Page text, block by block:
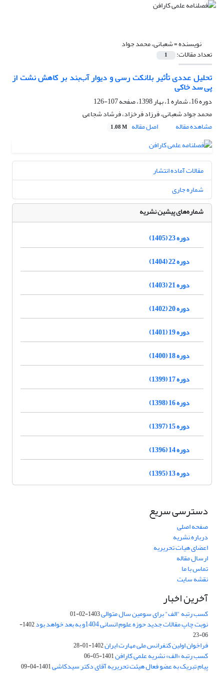
نویسنده =شعبانی، محمد جواد
تعداد مقالات: 1
تحلیل عددی تأثیر بلانکت رسی و دیوار آب‌بند بر کاهش نشت از
پی سد خاکی
دوره 16، شماره 1، بهار 1398، صفحه
107-126
محمد جواد شعبانی، فرزاد فرخزاد، فرشاد شجاعی
مشاهده مقاله
اصل مقاله 1.08 M
مقالات آماده انتشار
شماره جاری
شماره‌های پیشین نشریه
دوره 23 (1405)
دوره 22 (1404)
دوره 21 (1403)
دوره 20 (1402)
دوره 19 (1401)
دوره 18 (1400)
دوره 17 (1399)
دوره 16 (1398)
دوره 15 (1397)
دوره 14 (1396)
دوره 13 (1395)
دسترسی سریع
صفحه اصلی
درباره نشریه
اعضای هیات تحریریه
ارسال مقاله
تماس با ما
نقشه سایت
آخرین اخبار
کسب رتبه "الف" برای سومین سال متوالی1403-02-01
نوبت چاپ مقالات جدید حوزه علوم انسانی 1404و به بعد خواهد بود
1402-
06-23
فراخوان اولین کنفرانس ملی مهارت ایران1402-01-28
کسب رتبه «الف» نشریه علمی کارافن1401-05-06
پیام تبریک به عضو فعال هیئت تحریریه آقای دکتر سیدکاشی1401-04-09